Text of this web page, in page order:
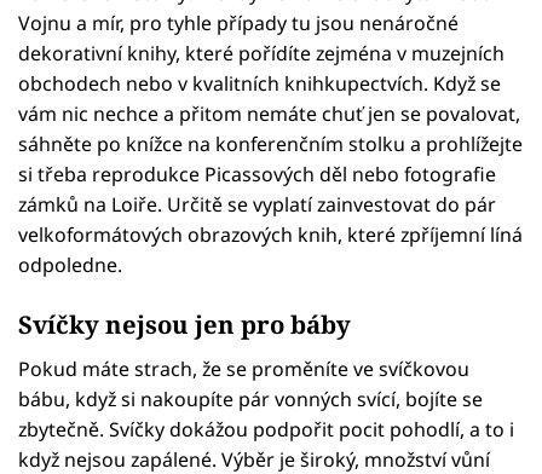
Vojnu a mír, pro tyhle případy tu jsou nenáročné
dekorativní knihy, které pořídíte zejména v muzejních
obchodech nebo v kvalitních knihkupectvích. Když se
vám nic nechce a přitom nemáte chuť jen se povalovat,
sáhněte po knížce na konferenčním stolku a prohlížejte
si třeba reprodukce Picassových děl nebo fotografie
zámků na Loiře. Určitě se vyplatí zainvestovat do pár
velkoformátových obrazových knih, které zpříjemní líná
odpoledne.
Svíčky nejsou jen pro báby
Pokud máte strach, že se proměníte ve svíčkovou
bábu, když si nakoupíte pár vonných svící, bojíte se
zbytečně. Svíčky dokážou podpořit pocit pohodlí, a to i
když nejsou zapálené. Výběr je široký, množství vůní